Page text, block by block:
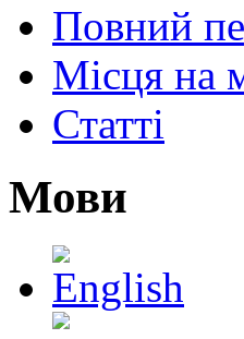
Повний
Місця на
Статті
Мови